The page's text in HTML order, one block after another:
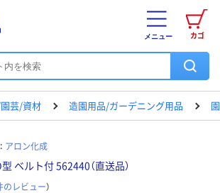
カゴ
メニュー
芸/資材 造園用品/ガーデニング用品
アロン化成
ベルト付 562440（直送品）
のレビュー）